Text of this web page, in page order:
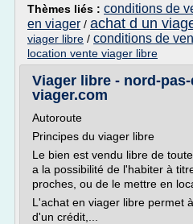
Thèmes liés : conditions de
en viager / achat d un
viager libre / conditions de
location vente viager libre
Viager libre - nord-
viager.com
Autoroute
Principes du viager libre
Le bien est vendu libre de
a la possibilité de l'habiter à
proches, ou de le mettre en
L'achat en viager libre permet
d'un crédit,...